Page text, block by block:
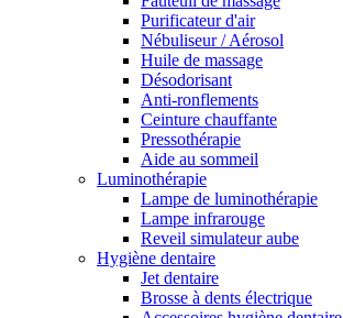
Purificateur d'air
Nébuliseur / Aérosol
Huile de massage
Désodorisant
Anti-ronflements
Ceinture chauffante
Pressothérapie
Aide au sommeil
Luminothérapie
Lampe de luminothérapie
Lampe infrarouge
Reveil simulateur aube
Hygiène dentaire
Jet dentaire
Brosse à dents électrique